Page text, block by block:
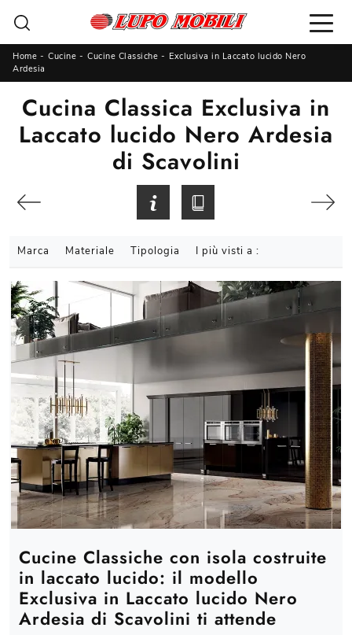
Home - Cucine - Cucine Classiche - Exclusiva in Laccato lucido Nero
Ardesia
Cucina Classica Exclusiva in
Laccato lucido Nero Ardesia
di Scavolini
Marca Materiale Tipologia I più visti a :
Cucine Classiche con isola costruite
in laccato lucido: il modello
Exclusiva in Laccato lucido Nero
Ardesia di Scavolini ti attende